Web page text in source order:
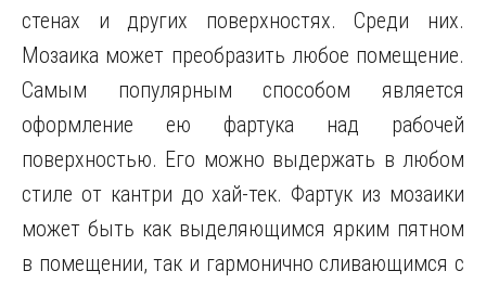
стенах и других поверхностях. Среди них.
Мозаика может преобразить любое помещение.
Самым популярным способом является
оформление ею фартука над рабочей
поверхностью. Его можно выдержать в любом
стиле от кантри до хай-тек. Фартук из мозаики
может быть как выделяющимся ярким пятном
в помещении, так и гармонично сливающимся с